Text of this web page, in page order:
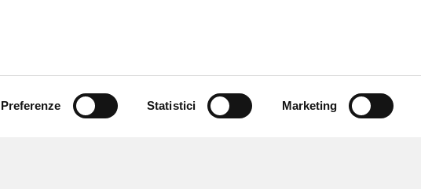
Preferenze Statistici Marketing